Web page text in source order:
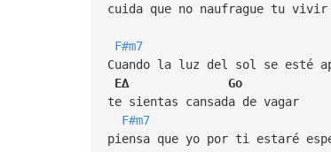
cuida que no naufrague tu vivir
F#m7
Cuando la luz del sol se esté
E∆
Go
te sientas cansada de vagar
F#m7
piensa que yo por ti estaré